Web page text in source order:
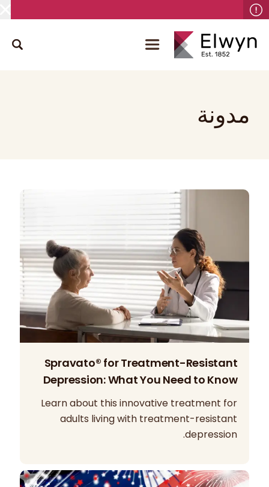
مدونة
Spravato® for Treatment-Resistant
Depression: What You Need to Know
Learn about this innovative treatment for
adults living with treatment-resistant
depression.